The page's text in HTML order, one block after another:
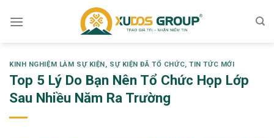
KINH NGHIỆM LÀM SỰ KIỆN, SỰ KIỆN ĐÃ TỔ CHỨC,TIN TỨC MỚI
Top 5 Lý Do Bạn Nên Tổ Chức Họp Lớp
Sau Nhiều Năm Ra Trường